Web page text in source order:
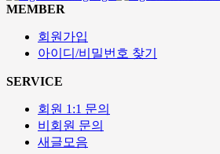
MEMBER
회원가입
아이디/비밀번호 찾기
SERVICE
회원 1:1 문의
비회원 문의
새글모음